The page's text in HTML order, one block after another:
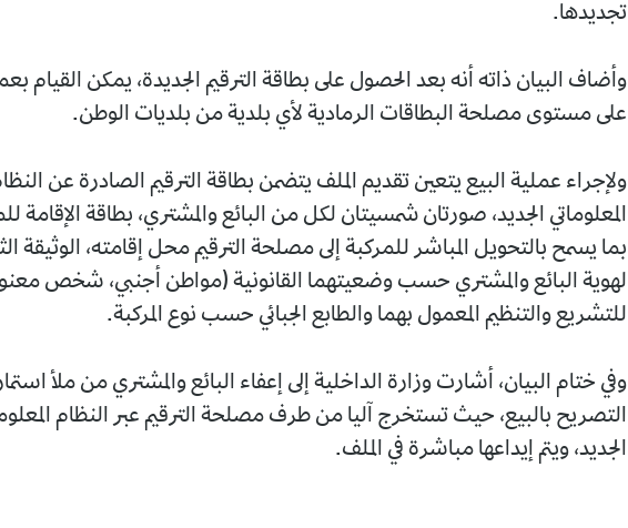
تجديدها.
وأضاف البيان ذاته أنه بعد الحصول على بطاقة الترقيم الجديدة، يمكن القيام
على مستوى مصلحة البطاقات الرمادية لأي بلدية من بلديات الوطن.
ولإجراء عملية البيع يتعين تقديم الملف يتضمن بطاقة الترقيم الصادرة عن
المعلوماتي الجديد، صورتان شمسيتان لكل من البائع والمشتري، بطاقة الإقامة
بما يسمح بالتحويل المباشر للمركبة إلى مصلحة الترقيم محل إقامته، الوثيقة
لهوية البائع والمشتري حسب وضعيتهما القانونية (مواطن أجنبي، شخص
للتشريع والتنظيم المعمول بهما والطابع الجبائي حسب نوع المركبة.
وفي ختام البيان، أشارت وزارة الداخلية إلى إعفاء البائع والمشتري من ملأ
التصريح بالبيع، حيث تستخرج آليا من طرف مصلحة الترقيم عبر النظام
الجديد، ويتم إيداعها مباشرة في الملف.